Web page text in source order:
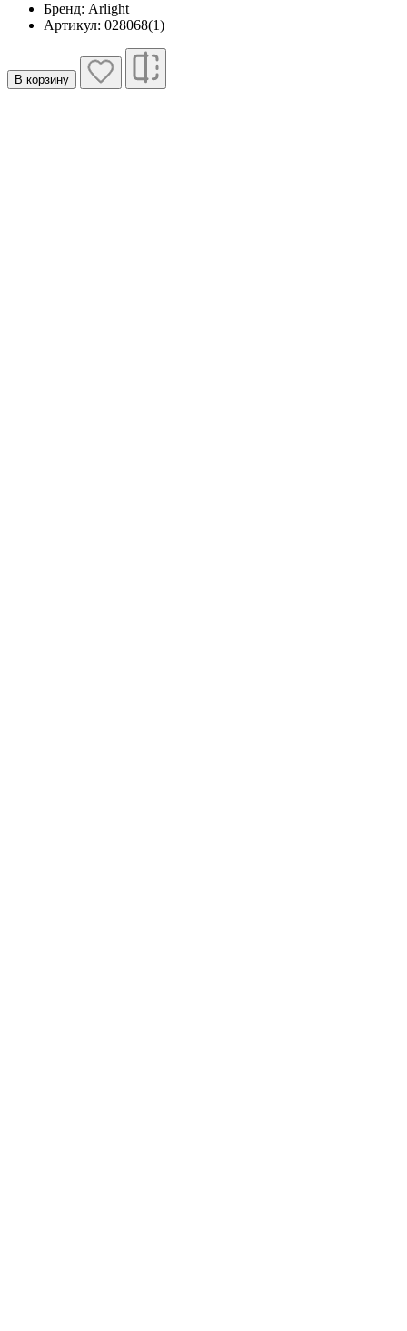
Бренд: Arlight
Артикул: 028068(1)
В корзину